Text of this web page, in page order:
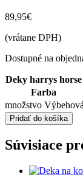
89,95€
(vrátane DPH)
Dostupné na
Deky harrys horse
Farba
množstvo
Pridať do košíka
Súvisiace